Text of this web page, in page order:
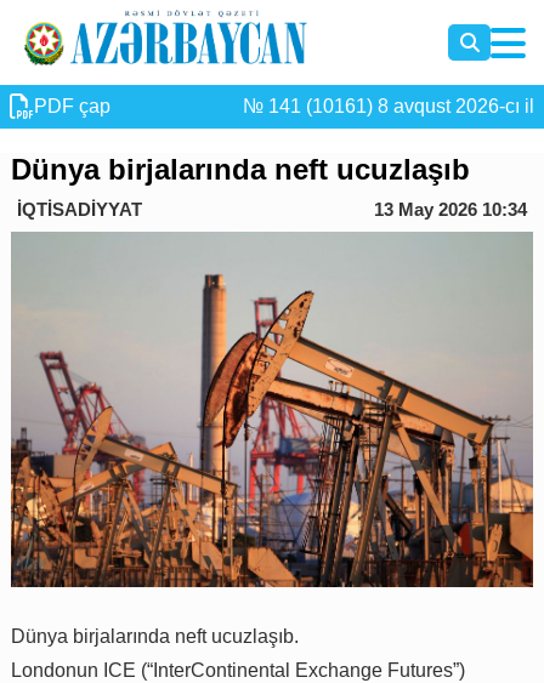
PDF çap № 141 (10161) 8 avqust 2026-cı il
Dünya birjalarında neft ucuzlaşıb
İQTİSADİYYAT 13 May 2026 10:34
Dünya birjalarında neft ucuzlaşıb.
Londonun ICE (“InterContinental Exchange Futures”)